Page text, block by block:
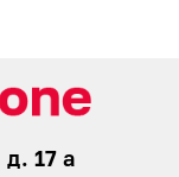
17 а